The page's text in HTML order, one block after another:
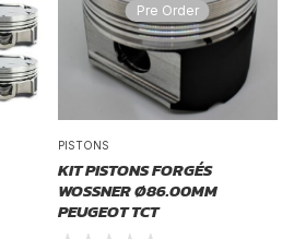
Pre Order
PISTONS
KIT PISTONS FORGÉS
WOSSNER Ø86.00MM
PEUGEOT TCT